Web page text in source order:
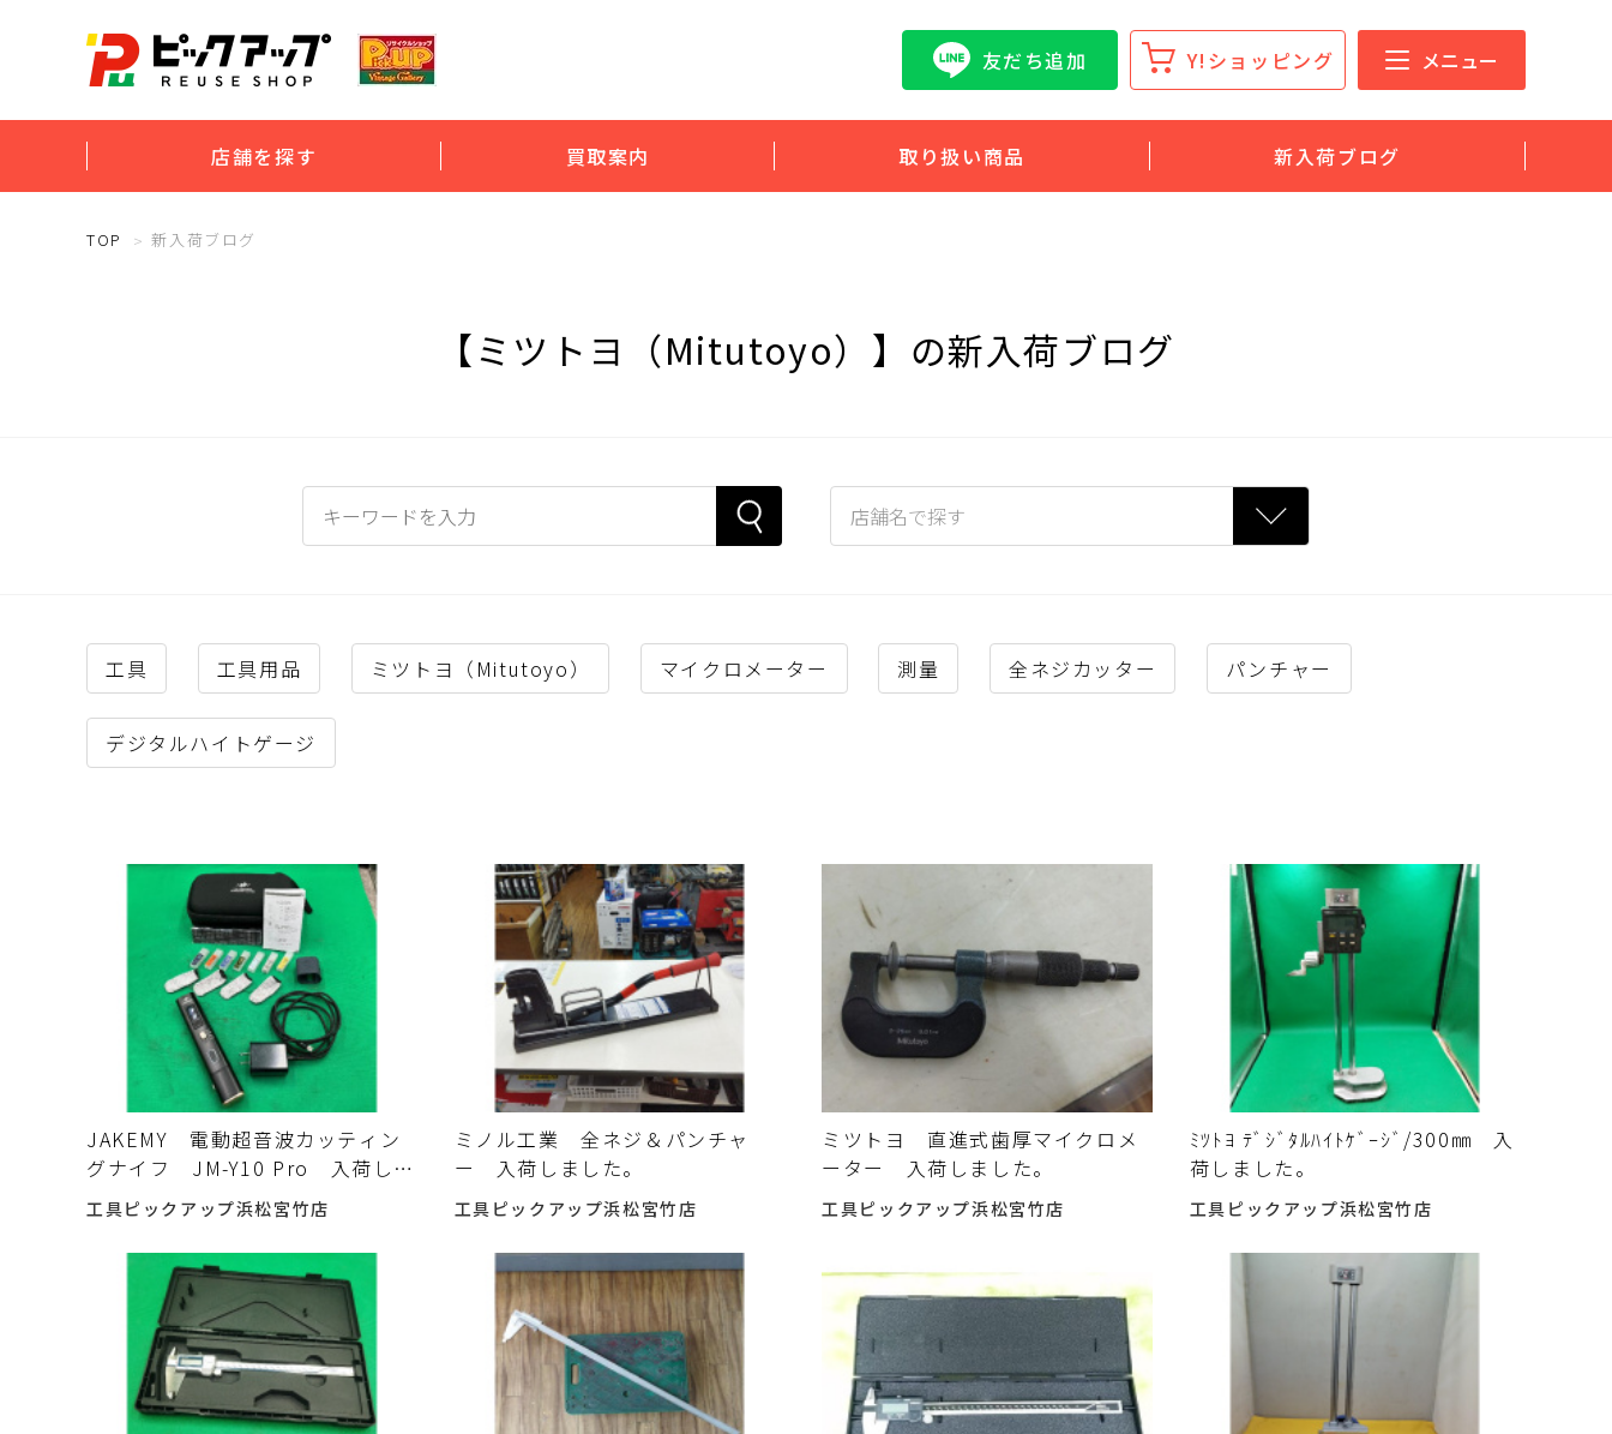
友だち追加 Y!ショッピング メニュー
店舗を探す 買取案内 取り扱い商品 新入荷ブログ
TOP 新入荷ブログ
【ミツトヨ（Mitutoyo）】の新入荷ブログ
工具 工具用品 ミツトヨ（Mitutoyo） マイクロメーター 測量 全ネジカッター パンチャー
デジタルハイトゲージ
JAKEMY 電動超音波カッティン
グナイフ JM-Y10 Pro 入荷しま
した。
工具ピックアップ浜松宮竹店
ミノル工業 全ネジ＆パンチャ
ー 入荷しました。
工具ピックアップ浜松宮竹店
ミツトヨ 直進式歯厚マイクロメ
ーター 入荷しました。
工具ピックアップ浜松宮竹店
ﾐﾂﾄﾖ ﾃﾞｼﾞﾀﾙﾊｲﾄｹﾞｰｼﾞ/300㎜ 入
荷しました。
工具ピックアップ浜松宮竹店